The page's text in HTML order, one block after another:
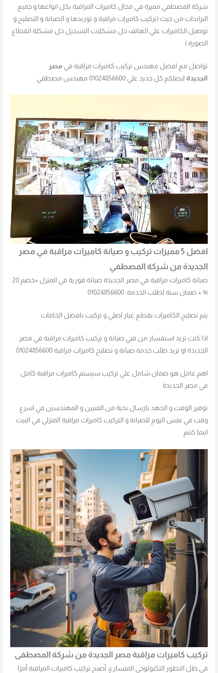
شركة المصطفي مميزة في مجال كاميرات المراقبة بكل انواعها و جميع
البراندات من حيث (تركيب كاميرات مراقبة و توريدها و الصيانة و التصليح و
توصيل الكاميرات علي الهاتف حل مشكلات التسجيل حل مشكلة انقطاع
الصورة )
تواصل مع افضل مهندس تركيب كاميرات مراقبة فيمصر
الجديدة ليصلكم كل جديد علي 01024856600 مهندس مصطفي
افضل 5 مميزات تركيب و صيانة كاميرات مراقبة في مصر
الجديدة من شركة المصطفي
صيانة كاميرات مراقبة في مصر الجديدة صيانة فورية في المنزل +خصم 20
% + ضمان سنة لطلب الخدمة: 01024856600
يتم تصليح الكاميرات بقطع غيار اصلي و تركيب بافضل الخامات
اذا كنت تريد استفسار من فني صيانة و تركيب كاميرات مراقبة في مصر
الجديدة او تريد طلب خدمة صيانة و تصليح كاميرات مراقبة 01024856600
اهم عامل هو ضمان شامل علي تركيب سيستم كاميرات مراقبة كامل
في مصر الجديدة
توفير الوقت و الجهد بارسال نخبة من الفنيين و المهندسين في اسرع
وقت في نفس اليوم للصيانة و التركيب كاميرات مراقبة المنزلي في البيت
اينما كنتم
تركيب كاميرات مراقبة مصر الجديدة من شركة المصطفى
في ظل التطور التكنولوجي المتسارع، أصبح تركيب كاميرات المراقبة أمرًا